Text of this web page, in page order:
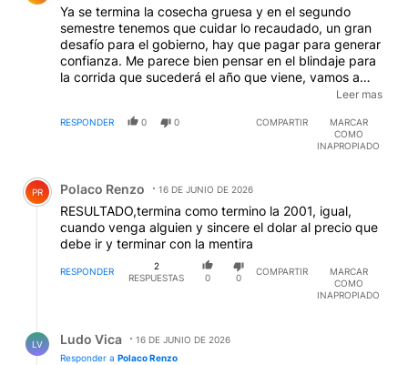
Ya se termina la cosecha gruesa y en el segundo
semestre tenemos que cuidar lo recaudado, un gran
desafío para el gobierno, hay que pagar para generar
confianza. Me parece bien pensar en el blindaje para
la corrida que sucederá el año que viene, vamos a
necesitar ayuda de USA para sostener el dólar, las
algo
Leer mas
RESPONDER 0 0 COMPARTIR
MARCAR
COMO
INAPROPIADO
Comentario de Polaco Renzo.
PR Polaco Renzo 16 DE JUNIO DE 2026
RESULTADO,termina como termino la 2001, igual,
cuando venga alguien y sincere el dolar al precio que
debe ir y terminar con la mentira
RESPONDER
2
RESPUESTAS
0 0
COMPARTIR
MARCAR
COMO
INAPROPIADO
LV Ludo Vica
16 DE JUNIO DE 2026
Responder a Polaco Renzo